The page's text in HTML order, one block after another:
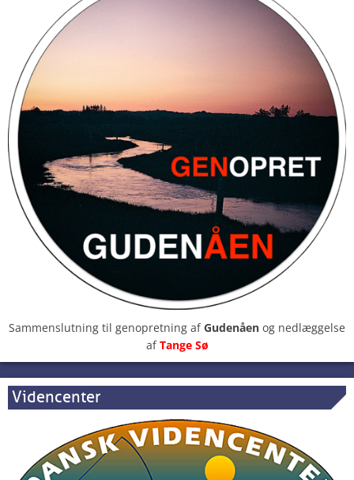
Sammenslutning til genopretning afGudenåen og nedlæggelse
afTange Sø
Videncenter